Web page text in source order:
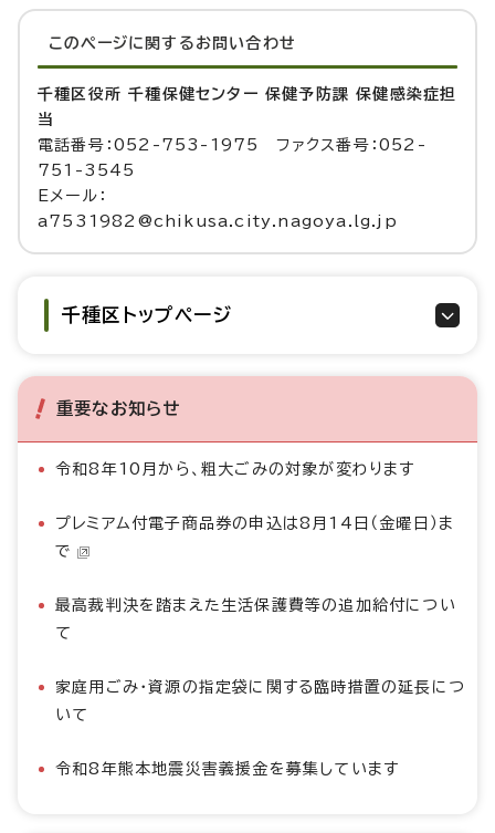
このページに関する お問い合わせ
千種区役所 千種保健センター 保健予防課 保健感染症担
当
電話番号：052-753-1975 ファクス番号：052-
751-3545
Eメール：
a7531982@chikusa.city.nagoya.lg.jp
千種区トップページ
重要なお知らせ
令和8年10月から、粗大ごみの対象が変わります
プレミアム付電子商品券の申込は8月14日（金曜日）ま
で
最高裁判決を踏まえた生活保護費等の追加給付につい
て
家庭用ごみ・資源の指定袋に関する臨時措置の延長につ
いて
令和8年熊本地震災害義援金を募集しています